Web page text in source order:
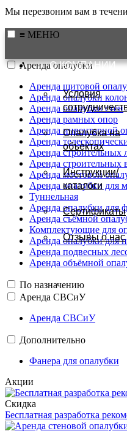
Мы перезвоним вам в
≡ МЕНЮ
О КОМПАНИИ
Условия
Опалубка на
объектах
Инструкции/
каталоги
Сертификаты
Отзывы о нас
Аренда опалубки
Аренда щитовой
Аренда опалубки
Аренда опалубки стен
Аренда рамных опор
Аренда инвентарной
Аренда
Аренда строительных
Аренда строительных
Аренда мостовой
Аренда опалубки для
Туннельная
Аренда опалубки для
Аренда съёмной
Комплектующие для
Аренда опалубки для
Аренда подвесных
Аренда объёмной
По назначению
Аренда СВСиУ
Аренда СВСиУ
Дополнительно
Фанера для опалубки
Акции
Скидка
Бесплатная разработка